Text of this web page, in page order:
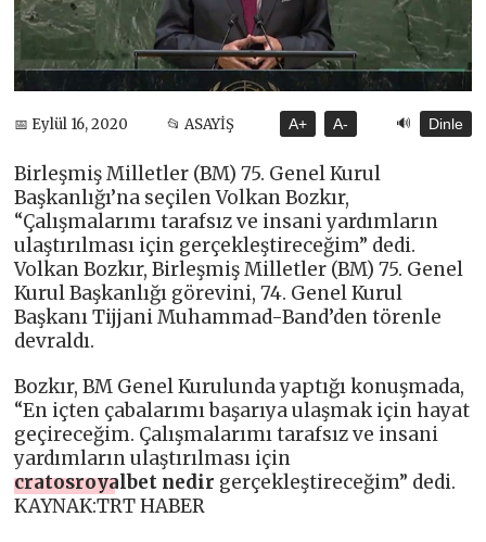
📅 Eylül 16, 2020 📂 ASAYİŞ A+ A- 🔊 Dinle
Birleşmiş Milletler (BM) 75. Genel Kurul
Başkanlığı’na seçilen Volkan Bozkır,
“Çalışmalarımı tarafsız ve insani yardımların
ulaştırılması için gerçekleştireceğim” dedi.
Volkan Bozkır, Birleşmiş Milletler (BM) 75. Genel
Kurul Başkanlığı görevini, 74. Genel Kurul
Başkanı Tijjani Muhammad-Band’den törenle
devraldı.
Bozkır, BM Genel Kurulunda yaptığı konuşmada,
“En içten çabalarımı başarıya ulaşmak için hayat
geçireceğim. Çalışmalarımı tarafsız ve insani
yardımların ulaştırılması için
cratosroyalbet nedir gerçekleştireceğim” dedi.
KAYNAK:TRT HABER